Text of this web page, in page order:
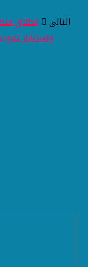
التالى
انطلاق
واستنفار